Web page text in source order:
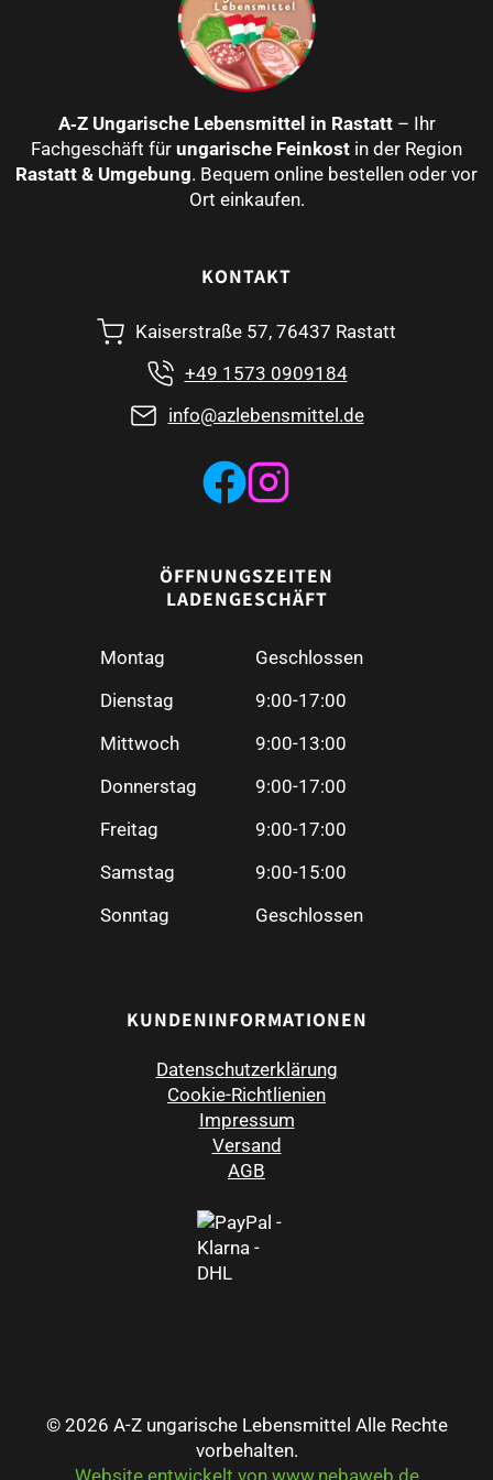
A‑Z Ungarische Lebensmittel in Rastatt– Ihr
Fachgeschäft für ungarische Feinkost in der Region
Rastatt & Umgebung. Bequem online bestellen oder vor
Ort einkaufen.
KONTAKT
Kaiserstraße 57, 76437 Rastatt
+49 1573 0909184
info@azlebensmittel.de
ÖFFNUNGSZEITEN
LADENGESCHÄFT
Montag
Geschlossen
Dienstag
9:00-17:00
Mittwoch
9:00-13:00
Donnerstag
9:00-17:00
Freitag
9:00-17:00
Samstag
9:00-15:00
Sonntag
Geschlossen
KUNDENINFORMATIONEN
Datenschutzerklärung
Cookie-Richtlienien
Impressum
Versand
AGB
© 2026 A-Z ungarische Lebensmittel Alle Rechte
vorbehalten.
Website entwickelt von www.nebaweb.de